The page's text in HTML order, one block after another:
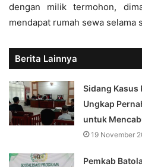
dengan milik termohon,
mendapat rumah sewa selama
Berita Lainnya
Sidang Kasus
Ungkap
untuk
19 November
Pemkab